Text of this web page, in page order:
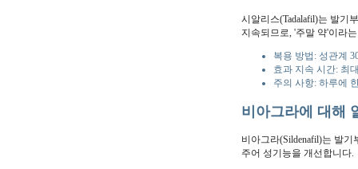
시알리스(Tadalafil)는 발기
지속되므로, '주말 약'이라
복용 방법: 성관계
효과 지속 시간: 최
주의 사항: 하루에
비아그라에 대해
비아그라(Sildenafil)는 발
주어 성기능을 개선합니다.